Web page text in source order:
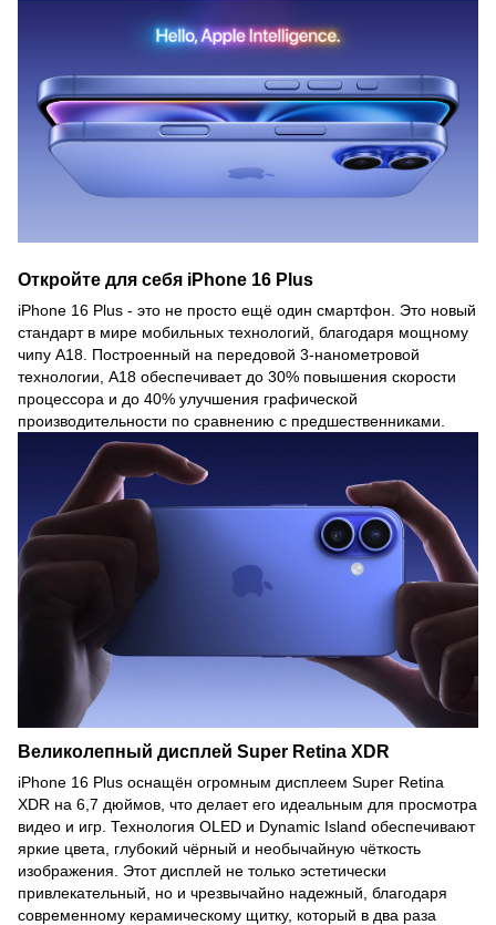
Откройте для себя iPhone 16 Plus
iPhone 16 Plus - это не просто ещё один смартфон. Это новый
стандарт в мире мобильных технологий, благодаря мощному
чипу A18. Построенный на передовой 3-нанометровой
технологии, A18 обеспечивает до 30% повышения скорости
процессора и до 40% улучшения графической
производительности по сравнению с предшественниками.
Великолепный дисплей Super Retina XDR
iPhone 16 Plus оснащён огромным дисплеем Super Retina
XDR на 6,7 дюймов, что делает его идеальным для просмотра
видео и игр. Технология OLED и Dynamic Island обеспечивают
яркие цвета, глубокий чёрный и необычайную чёткость
изображения. Этот дисплей не только эстетически
привлекательный, но и чрезвычайно надежный, благодаря
современному керамическому щитку, который в два раза